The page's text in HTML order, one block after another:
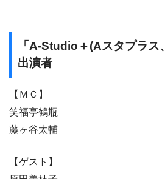
「A-Studio＋(Aスタプラス
出演者
【ＭＣ】
笑福亭鶴瓶
藤ヶ谷太輔
【ゲスト】